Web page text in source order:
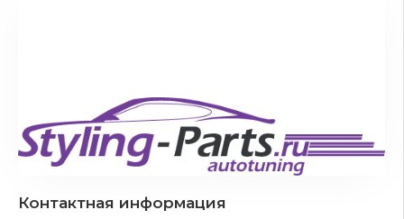
Контактная информация